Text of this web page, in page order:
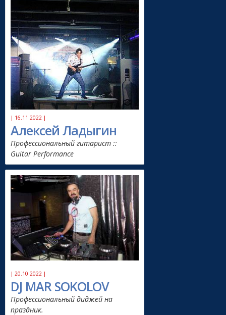
| 16.11.2022 |
Алексей Ладыгин
Профессиональный гитарист ::
Guitar Performance
| 20.10.2022 |
DJ MAR SOKOLOV
Профессиональный диджей на
праздник.